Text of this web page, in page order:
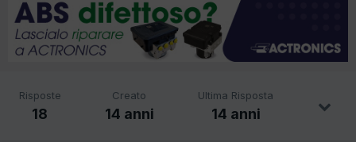
Risposte
18
Creato
14 anni
Ultima Risposta
14 anni